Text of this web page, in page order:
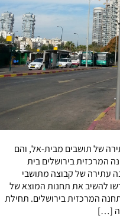
של תושבים מבית-אל, והם
התחנה המרכזית בירושלים בית
עתירה של קבוצה מתושבי
להשיב את תחנות המוצא של
המרכזית בירושלים. תחילת
[…]